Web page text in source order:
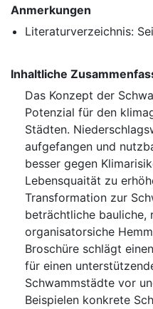
Anmerkungen
Literaturverzeichnis:
Inhaltliche
Das Konzept der
Potenzial für den
Städten.
aufgefangen und
besser gegen
Lebensquaität zu
Transformation zur
beträchtliche bauliche,
organisatorsiche
Broschüre schlägt
für einen
Schwammstädte vor
Beispielen konkrete